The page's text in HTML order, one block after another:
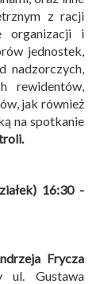
z racji
organizacji i
jednostek,
nadzorczych,
rewidentów,
jak również
na spotkanie
.
16:30 -
Frycza
Gustawa